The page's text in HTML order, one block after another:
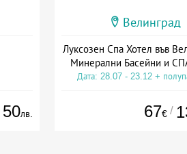
50лв.
Велинград
Луксозен Спа Хотел във
Минерални Басейни и
Дата: 28.07 - 23.12 +
67€ /